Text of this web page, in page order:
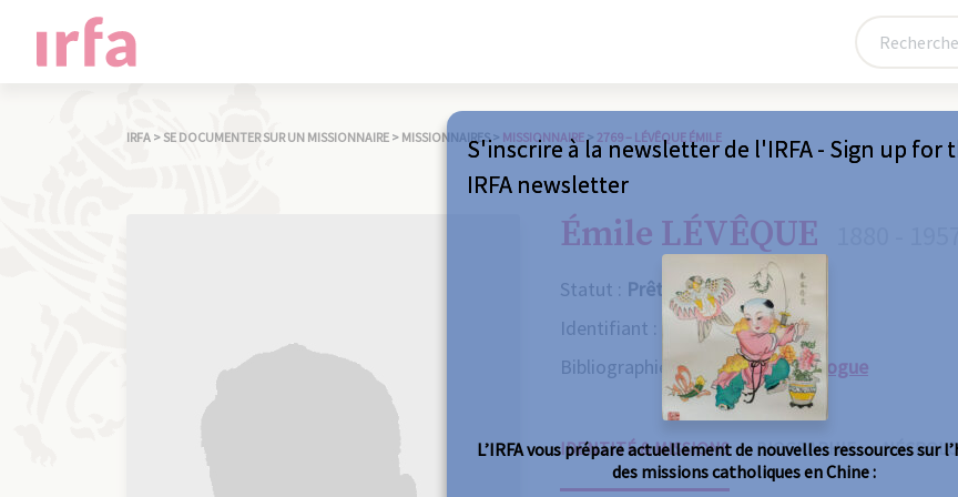
IRFA >SE DOCUMENTER SUR UN MISSIONNAIRE > MISSIONNAIRES > MISSIONNAIRE> 2769 – LÉVÊQUE ÉMILE
Émile LÉVÊQUE
Statut : Prêtre
Identifiant : 2769
Bibliographie :Consulter le catalogue
IDENTITÉ & MISSIONS BIOGRAPHIE
S'inscrire à la newsletter de l'IRFA - Sign up for
IRFA newsletter
L’IRFA vous prépare actuellement de nouvelles ressources sur
des missions catholiques en Chine :